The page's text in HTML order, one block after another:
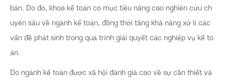
bản. Do đó, khoa kế toán có mục tiêu nâng cao nghiên cứu ch
uyên sâu về ngành kế toán, đồng thời tăng khả năng xử lí các
vấn đề phát sinh trong quá trình giải quyết các nghiệp vụ kế to
án.
Do ngành kế toán được xã hội đánh giá cao về sự cần thiết và